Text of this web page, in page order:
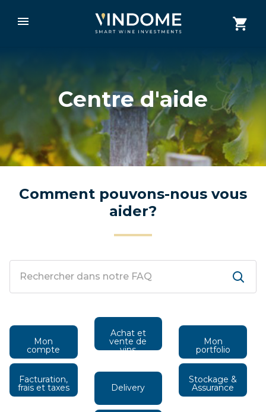
Centre d'aide
Comment pouvons-nous vous
aider?
Mon
Achat et
vente de
vins
Mon
Facturation,
frais et taxes
Stockage &